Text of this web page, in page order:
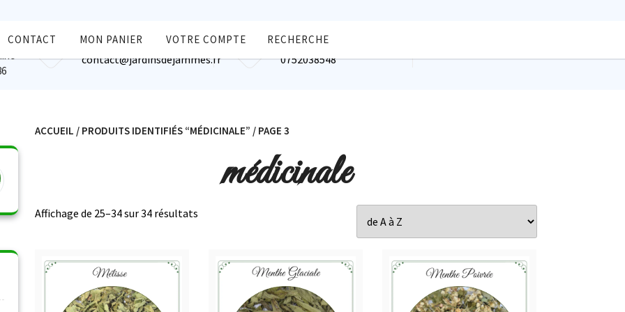
Les Jardins de jammes
contact@jardinsdejammes.fr
Téléphone
0752038548
CONTACT MON PANIER VOTRE COMPTE RECHERCHE
ACCUEIL / PRODUITS IDENTIFIÉS “MÉDICINALE” / PAGE 3
médicinale
Affichage de 25–34 sur 34 résultats